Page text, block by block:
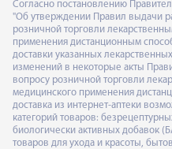
Согласно постановлению
"Об утверждении Правил выдачи
розничной торговли
применения дистанционным
доставки указанных
изменений в некоторые акты
вопросу розничной торговли
медицинского применения
доставка из интернет-аптеки
категорий товаров:
биологически активных добавок
товаров для ухода и красоты,